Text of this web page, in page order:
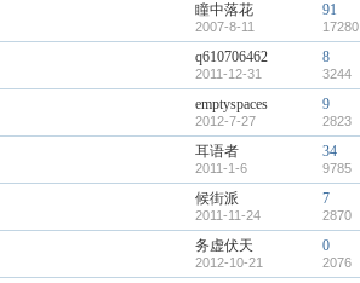
瞳中落花
2007-8-11
91
17280
q610706462
2011-12-31
8
3244
emptyspaces
2012-7-27
9
2823
耳语者
2011-1-6
34
9785
候街派
2011-11-24
7
2870
务虚伏天
2012-10-21
0
2076